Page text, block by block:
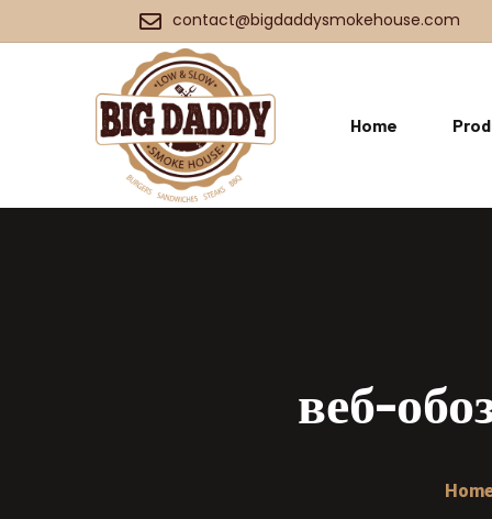
contact@bigdaddysmokehouse.com
Home
веб-